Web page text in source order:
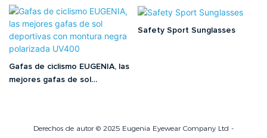
Gafas de ciclismo EUGENIA, las
mejores gafas de sol
Safety Sport Sunglasses
Derechos de autor © 2025 Eugenia Eyewear Company Ltd -